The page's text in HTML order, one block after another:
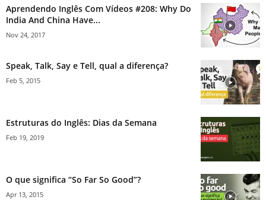
Aprendendo Inglês Com Vídeos #208: Why Do
India And China Have...
Nov 24, 2017
Speak, Talk, Say e Tell, qual a diferença?
Feb 5, 2015
Estruturas do Inglês: Dias da Semana
Feb 19, 2019
O que significa “So Far So Good”?
Apr 13, 2015